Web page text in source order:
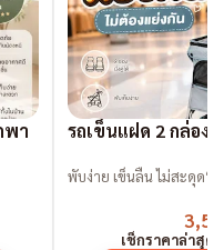
พา รถเข็นแฝด 2 กล่อง
พับง่าย เข็นลื่น ไม่สะดุด“ต้
เช็กราคาล่าสุด